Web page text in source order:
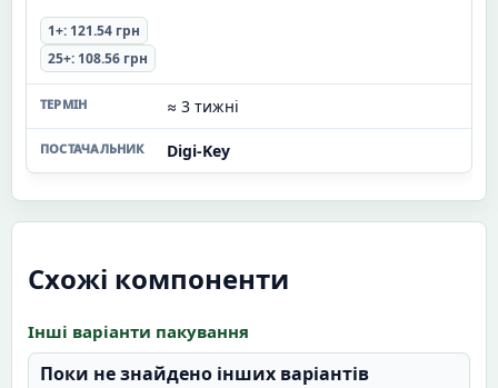
1+: 121.54 грн
25+: 108.56 грн
≈ 3 тижні
Digi-Key
Схожі компоненти
Інші варіанти пакування
Поки не знайдено інших варіантів